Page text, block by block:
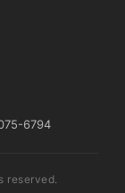
6794
reserved.